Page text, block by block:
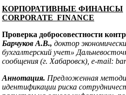
КОРПОРАТИВНЫЕ ФИНАНСЫ
CORPORATE FINANCE
Проверка добросовестности
Барчуков А.В., доктор
бухгалтерский учет»
сообщения (г. Хабаровск), e-mail:
Аннотация. Предложенная
идентификации риска